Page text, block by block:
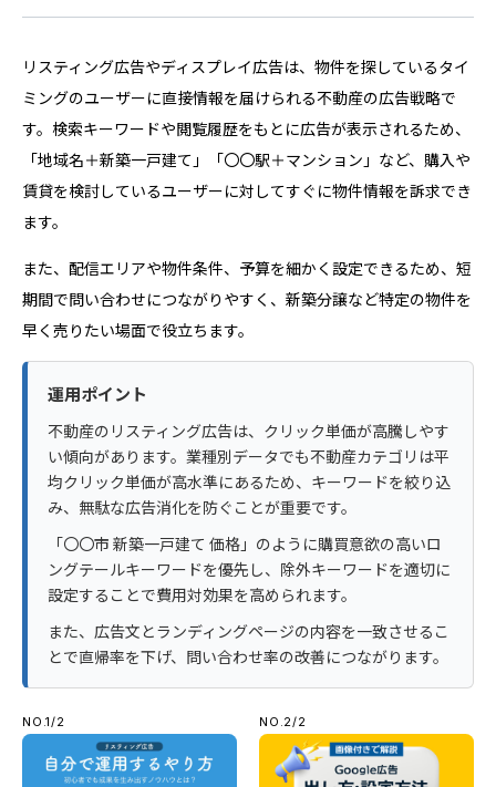
リスティング広告やディスプレイ広告は、物件を探しているタイ
ミングのユーザーに直接情報を届けられる不動産の広告戦略で
す。検索キーワードや閲覧履歴をもとに広告が表示されるため、
「地域名＋新築一戸建て」「〇〇駅＋マンション」など、購入や
賃貸を検討しているユーザーに対してすぐに物件情報を訴求でき
ます。
また、配信エリアや物件条件、予算を細かく設定できるため、短
期間で問い合わせにつながりやすく、新築分譲など特定の物件を
早く売りたい場面で役立ちます。
運用ポイント
不動産のリスティング広告は、クリック単価が高騰しやす
い傾向があります。業種別データでも不動産カテゴリは平
均クリック単価が高水準にあるため、キーワードを絞り込
み、無駄な広告消化を防ぐことが重要です。
「〇〇市 新築一戸建て 価格」のように購買意欲の高いロ
ングテールキーワードを優先し、除外キーワードを適切に
設定することで費用対効果を高められます。
また、広告文とランディングページの内容を一致させるこ
とで直帰率を下げ、問い合わせ率の改善につながります。
NO.1/2 NO.2/2